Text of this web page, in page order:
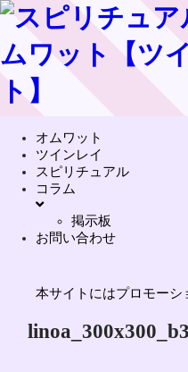
オムワット
ツインレイ
スピリチュアル
コラム
掲示板
お問い合わせ
本サイトにはプロモーシ
linoa_300x300_b3